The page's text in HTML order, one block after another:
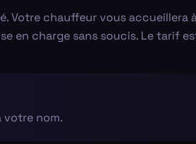
Votre chauffeur vous
en charge sans soucis. Le tarif
votre nom.